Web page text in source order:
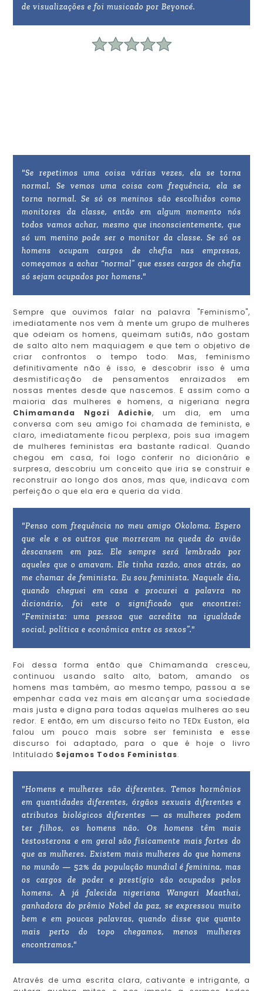
de visualizações e foi musicado por Beyoncé.
"Se repetimos uma coisa várias vezes, ela se torna
normal. Se vemos uma coisa com frequência, ela se
torna normal. Se só os meninos são escolhidos como
monitores da classe, então em algum momento nós
todos vamos achar, mesmo que inconscientemente, que
só um menino pode ser o monitor da classe. Se só os
homens ocupam cargos de chefia nas empresas,
começamos a achar “normal” que esses cargos de chefia
só sejam ocupados por homens."
Sempre que ouvimos falar na palavra "Feminismo",
imediatamente nos vem à mente um grupo de mulheres
que odeiam os homens, queimam sutiãs, não gostam
de salto alto nem maquiagem e que tem o objetivo de
criar confrontos o tempo todo. Mas, feminismo
definitivamente não é isso, e descobrir isso é uma
desmistificação de pensamentos enraizados em
nossas mentes desde que nascemos. E assim como a
maioria das mulheres e homens, a nigeriana negra
Chimamanda Ngozi Adichie, um dia, em uma
conversa com seu amigo foi chamada de feminista, e
claro, imediatamente ficou perplexa, pois sua imagem
de mulheres feministas era bastante radical. Quando
chegou em casa, foi logo conferir no dicionário e
surpresa, descobriu um conceito que iria se construir e
reconstruir ao longo dos anos, mas que, indicava com
perfeição o que ela era e queria da vida.
"Penso com frequência no meu amigo Okoloma. Espero
que ele e os outros que morreram na queda do avião
descansem em paz. Ele sempre será lembrado por
aqueles que o amavam. Ele tinha razão, anos atrás, ao
me chamar de feminista. Eu sou feminista. Naquele dia,
quando cheguei em casa e procurei a palavra no
dicionário, foi este o significado que encontrei:
“Feminista: uma pessoa que acredita na igualdade
social, política e econômica entre os sexos”."
Foi dessa forma então que Chimamanda cresceu,
continuou usando salto alto, batom, amando os
homens mas também, ao mesmo tempo, passou a se
empenhar cada vez mais em alcançar uma sociedade
mais justa e digna para todas aquelas mulheres ao seu
redor. E então, em um discurso feito no TEDx Euston, ela
falou um pouco mais sobre ser feminista e esse
discurso foi adaptado, para o que é hoje o livro
Intitulado Sejamos Todos Feministas.
"Homens e mulheres são diferentes. Temos hormônios
em quantidades diferentes, órgãos sexuais diferentes e
atributos biológicos diferentes — as mulheres podem
ter filhos, os homens não. Os homens têm mais
testosterona e em geral são fisicamente mais fortes do
que as mulheres. Existem mais mulheres do que homens
no mundo — 52% da população mundial é feminina, mas
os cargos de poder e prestígio são ocupados pelos
homens. A já falecida nigeriana Wangari Maathai,
ganhadora do prêmio Nobel da paz, se expressou muito
bem e em poucas palavras, quando disse que quanto
mais perto do topo chegamos, menos mulheres
encontramos."
Através de uma escrita clara, cativante e intrigante, a